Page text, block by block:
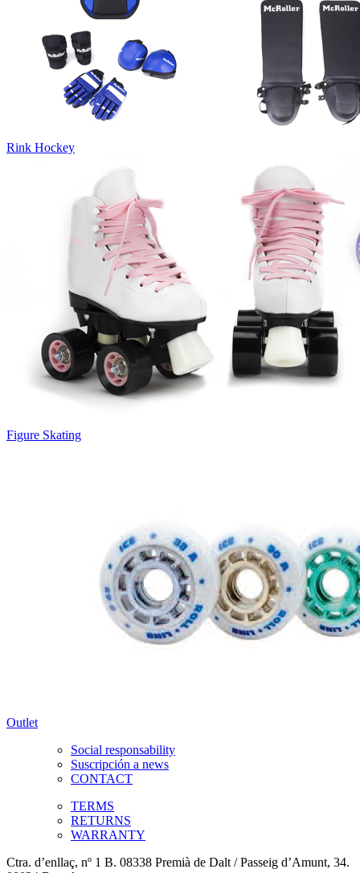
Rink Hockey
Figure Skating
Outlet
Social responsability
Suscripción a news
CONTACT
TERMS
RETURNS
WARRANTY
Ctra. d’enllaç, nº 1 B. 08338 Premià de Dalt / Passeig d’Amunt, 34.